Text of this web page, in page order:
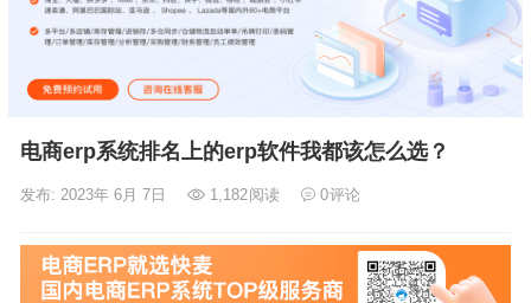
电商erp系统排名上的erp软件我都该怎么选？
发布: 2023年 6月 7日 1,182阅读 0评论